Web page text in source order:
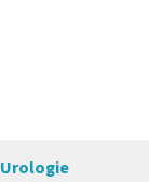
Urologie